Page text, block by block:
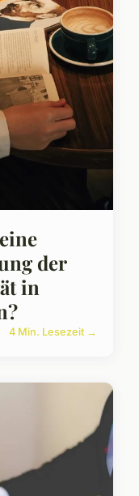
der
in
4 Min. Lesezeit →